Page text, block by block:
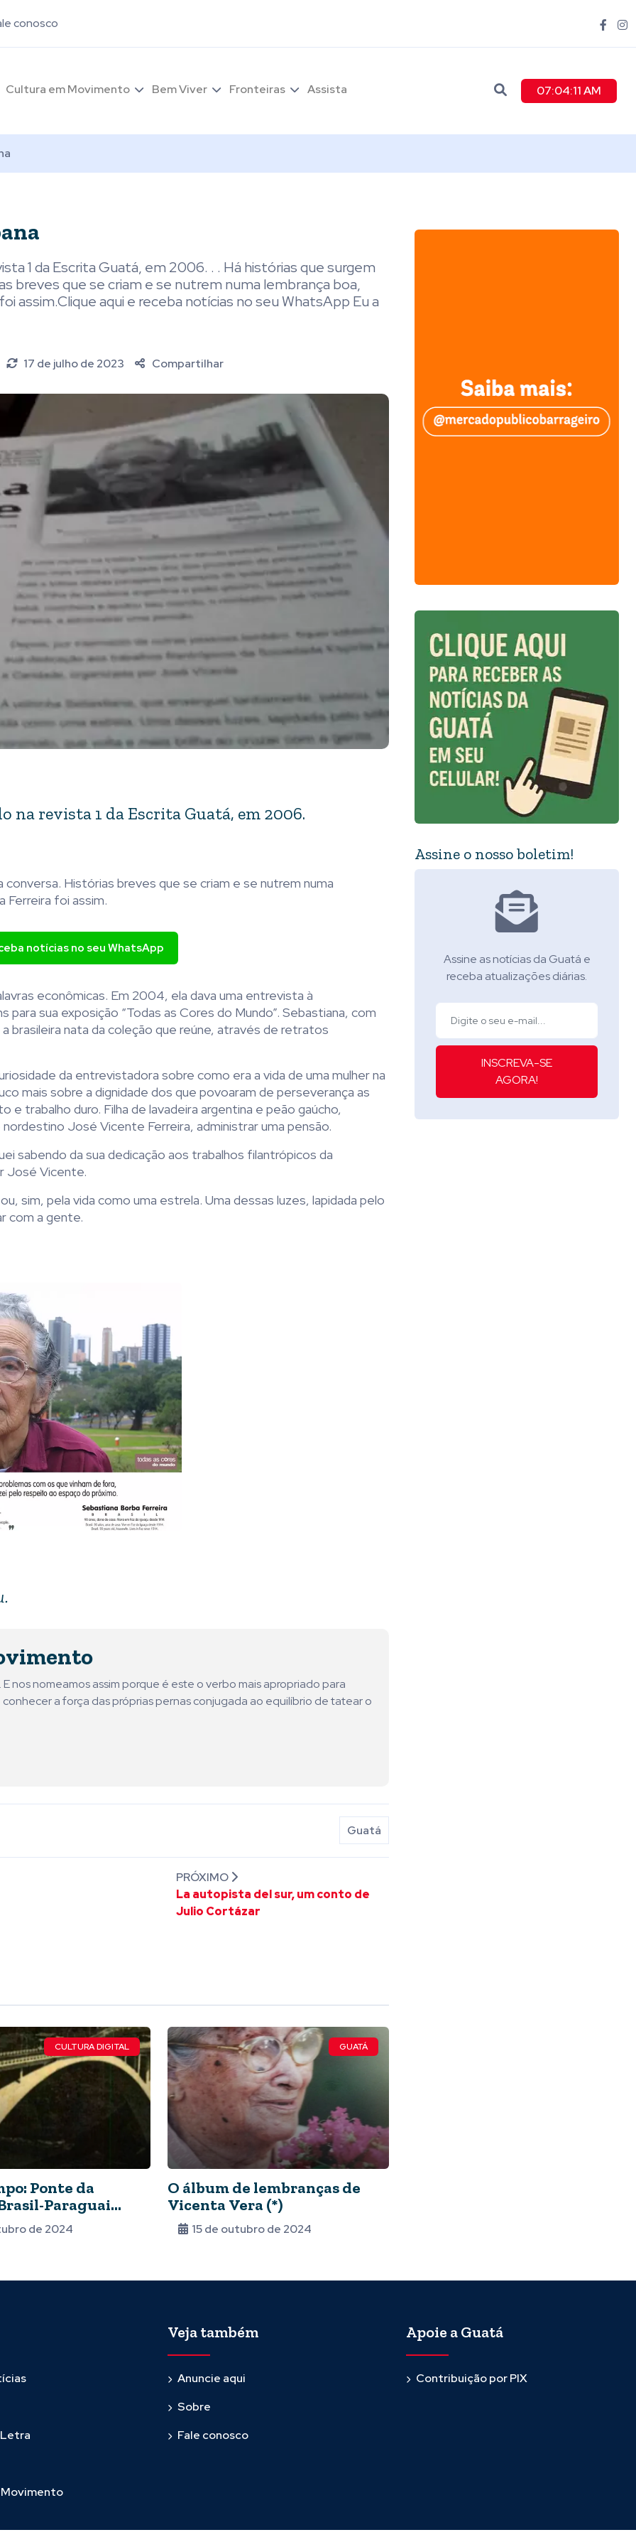
conosco
Cultura em Movimento Bem Viver Fronteiras Assista 07:04:12 AM
1 da Escrita Guatá, em 2006. . . Há histórias que surgem
breves que se criam e se nutrem numa lembrança boa,
assim.Clique aqui e receba notícias no seu WhatsApp Eu a
17 de julho de 2023 Compartilhar
na revista 1 da Escrita Guatá, em 2006.
Histórias breves que se criam e se nutrem numa
Ferreira foi assim.
notícias no seu WhatsApp
econômicas. Em 2004, ela dava uma entrevista à
sua exposição “Todas as Cores do Mundo”. Sebastiana, com
brasileira nata da coleção que reúne, através de retratos
da entrevistadora sobre como era a vida de uma mulher na
mais sobre a dignidade dos que povoaram de perseverança as
trabalho duro. Filha de lavadeira argentina e peão gaúcho,
José Vicente Ferreira, administrar uma pensão.
sabendo da sua dedicação aos trabalhos filantrópicos da
José Vicente.
sim, pela vida como uma estrela. Uma dessas luzes, lapidada pelo
com a gente.
nos nomeamos assim porque é este o verbo mais apropriado para
a força das próprias pernas conjugada ao equilíbrio de tatear o
Guatá
PRÓXIMO
La autopista del sur, um conto de
Julio Cortázar
CULTURA DIGITAL
Ponte da
Paraguai
história
de 2024
GUATÁ
O álbum de lembranças de
Vicenta Vera (*)
15 de outubro de 2024
Assine o nosso boletim!
Assine as notícias da Guatá e
receba atualizações diárias.
INSCREVA-SE
AGORA!
Veja também
Anuncie aqui
Sobre
Fale conosco
Apoie a Guatá
Contribuição por PIX